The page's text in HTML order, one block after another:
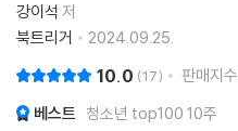
강이석 저
북트리거
2024.09.25.
10.0 17 판매지수
베스트 청소년 top100 10주